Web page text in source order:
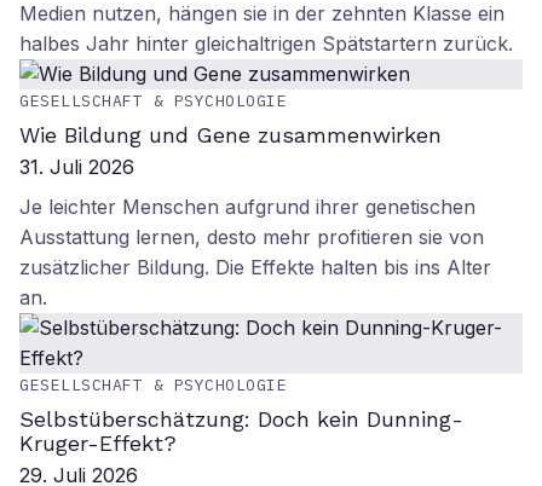
Medien nutzen, hängen sie in der zehnten Klasse ein
halbes Jahr hinter gleichaltrigen Spätstartern zurück.
GESELLSCHAFT & PSYCHOLOGIE
Wie Bildung und Gene zusammenwirken
31. Juli 2026
Je leichter Menschen aufgrund ihrer genetischen
Ausstattung lernen, desto mehr profitieren sie von
zusätzlicher Bildung. Die Effekte halten bis ins Alter
an.
GESELLSCHAFT & PSYCHOLOGIE
Selbstüberschätzung: Doch kein Dunning-
Kruger-Effekt?
29. Juli 2026